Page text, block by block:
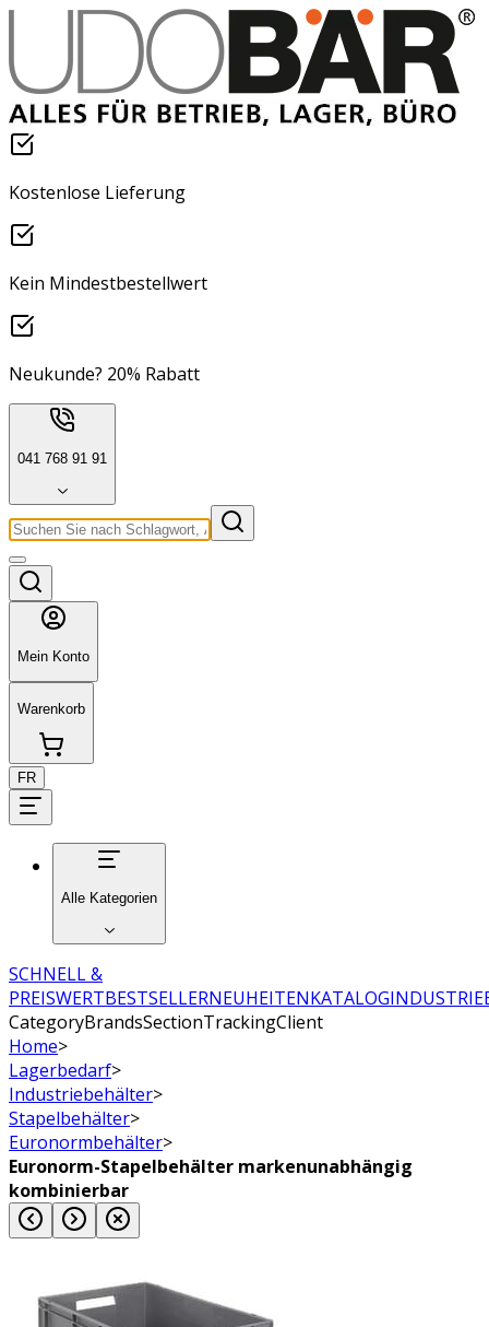
Kostenlose Lieferung
Kein Mindestbestellwert
Neukunde? 20% Rabatt
041 768 91 91
Mein Konto
Warenkorb
FR
Alle Kategorien
SCHNELL &
PREISWERTBESTSELLERNEUHEITENKATALOG
CategoryBrandsSectionTrackingClient
Home>
Lagerbedarf>
Industriebehälter>
Stapelbehälter>
Euronormbehälter>
Euronorm-Stapelbehälter markenunabhängig
kombinierbar